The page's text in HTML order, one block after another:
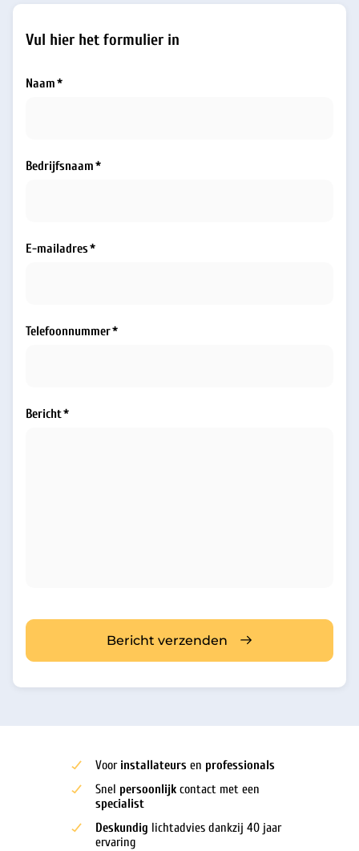
Vul hier het formulier in
Naam
Bedrijfsnaam
E-mailadres
Telefoonnummer
Bericht
Bericht verzenden
Voor installateurs en professionals
Snel persoonlijk contact met een
specialist
Deskundig lichtadvies dankzij 40 jaar
ervaring